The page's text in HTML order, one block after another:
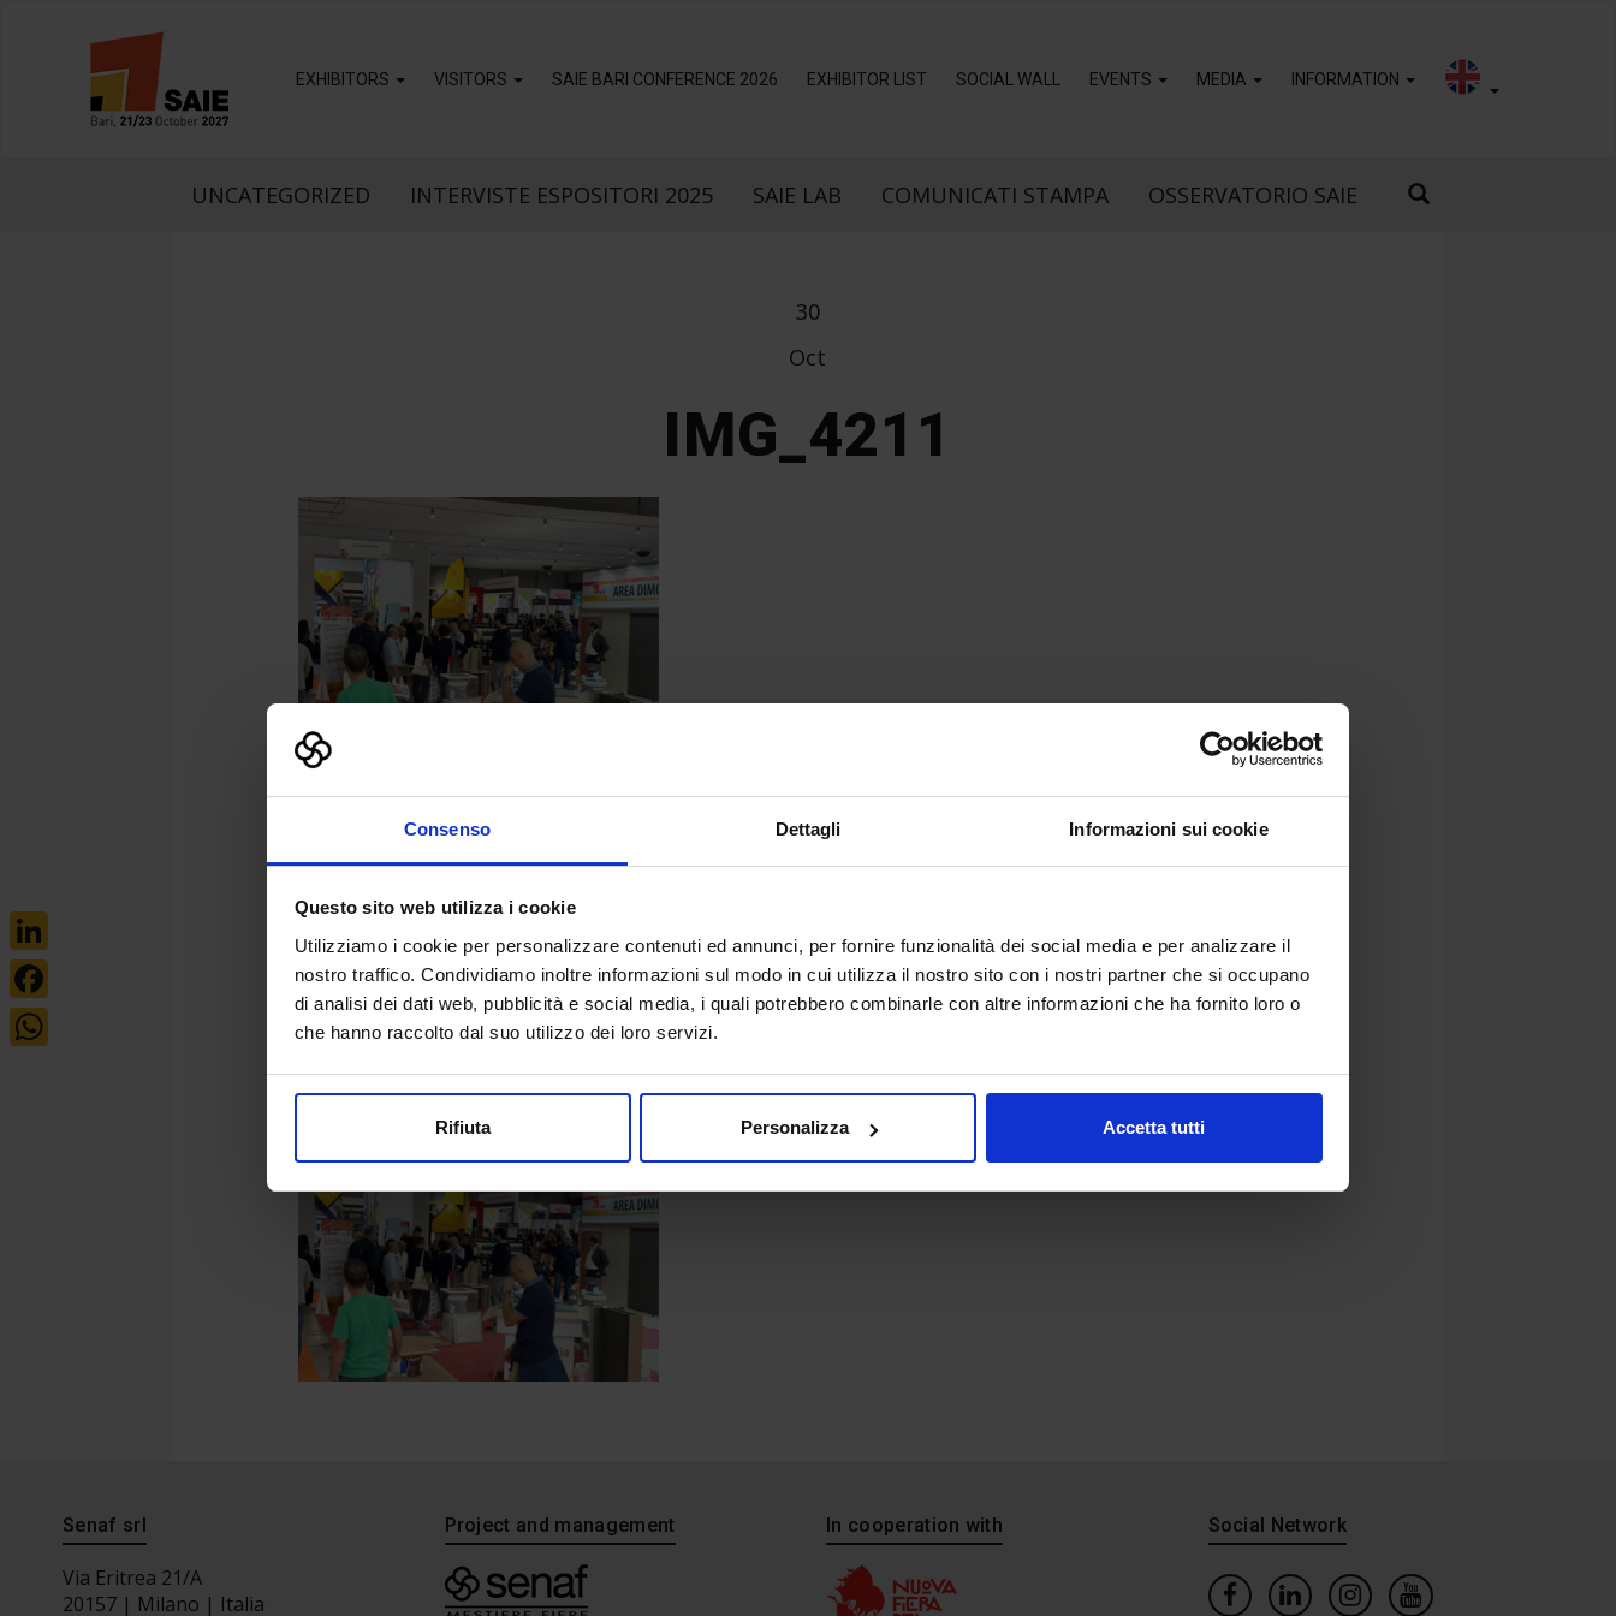
Consenso Dettagli Informazioni sui cookie
Questo sito web utilizza i cookie
Utilizziamo i cookie per personalizzare contenuti ed annunci, per fornire funzionalità dei social media e per analizzare il
nostro traffico. Condividiamo inoltre informazioni sul modo in cui utilizza il nostro sito con i nostri partner che si occupano
di analisi dei dati web, pubblicità e social media, i quali potrebbero combinarle con altre informazioni che ha fornito loro o
che hanno raccolto dal suo utilizzo dei loro servizi.
Rifiuta Personalizza Accetta tutti
EXHIBITORS VISITORS SAIE BARI CONFERENCE 2026 EXHIBITOR LIST SOCIAL WALL EVENTS MEDIA INFORMATION
UNCATEGORIZED INTERVISTE ESPOSITORI 2025 SAIE LAB COMUNICATI STAMPA OSSERVATORIO SAIE
30
Oct
IMG_4211
Oct
IMG_4211
Senaf srl
Via Eritrea 21/A
20157 | Milano | Italia
Project and management In cooperation with Social Network
LinkedIn
Facebook